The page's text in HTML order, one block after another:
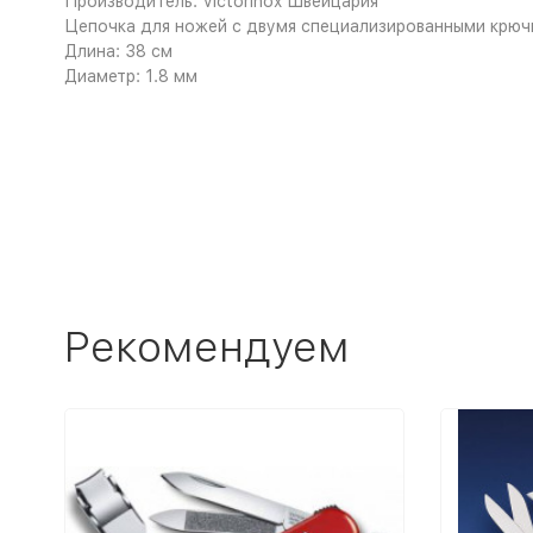
Цепочка для ножей с двумя специализированными
Длина: 38 см
Диаметр: 1.8 мм
Рекомендуем